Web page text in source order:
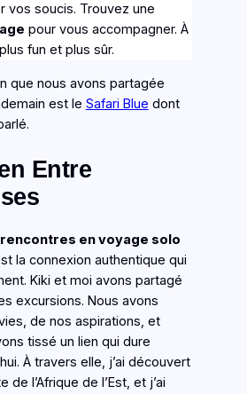
vos soucis. Trouvez une
pour vous accompagner. À
fun et plus sûr.
que nous avons partagée
est le Safari Blue dont
Entre
rencontres en voyage solo
la connexion authentique qui
Kiki et moi avons partagé
excursions. Nous avons
de nos aspirations, et
tissé un lien qui dure
À travers elle, j’ai découvert
de l’Afrique de l’Est, et j’ai